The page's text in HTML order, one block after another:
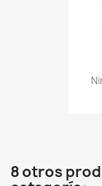
8 otros